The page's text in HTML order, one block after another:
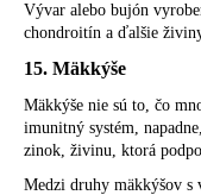
Vývar alebo bujón
chondroitín a ďalšie
15. Mäkkýše
Mäkkýše nie sú to, čo
imunitný systém,
zinok, živinu, ktorá
Medzi druhy mäkkýšov s